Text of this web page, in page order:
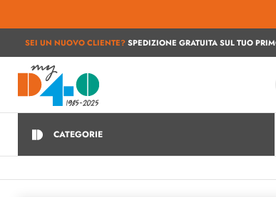
SEI UN NUOVO CLIENTE?SPEDIZIONE GRATUITA SUL TUO
CATEGORIE